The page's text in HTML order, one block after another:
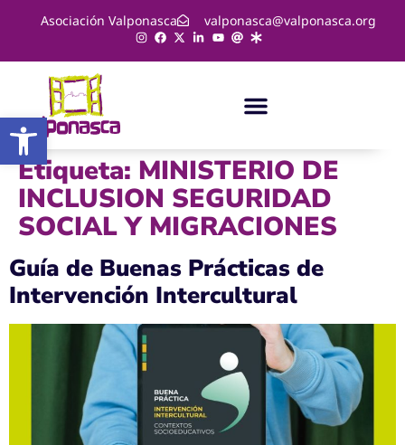
Asociación Valponasca valponasca@valponasca.org
Etiqueta: MINISTERIO DE
INCLUSION SEGURIDAD
SOCIAL Y MIGRACIONES
Guía de Buenas Prácticas de
Intervención Intercultural
Abrir barra de herramientas